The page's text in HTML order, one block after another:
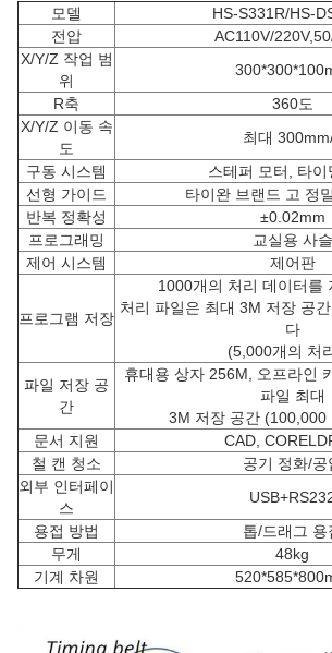
모델
HS-S331R/HS-
전압
AC110V/
X/Y/Z 작업 범
위
R축
360도
X/Y/Z 이동 속
도
최대
구동 시스템
스테퍼 모터, 타이
선형 가이드
타이완 브랜드 고 정
반복 정확성
±0.02mm
프로그래밍
교실용 사슬
제어 시스템
제어판
프로그램 저장
1000개의 처리 데이터를
처리 파일은 최대 3M 저장 공
다
(5,000개의 처
파일 저장 공
간
휴대용 상자 256M, 오프라인
파일 최대
3M 저장 공간 (100,000
문서 지원
CAD,
철 캔 청소
공기 정화/공
외부 인터페이
스
용접 방법
톱/드래그 용
무게
48kg
기계 차원